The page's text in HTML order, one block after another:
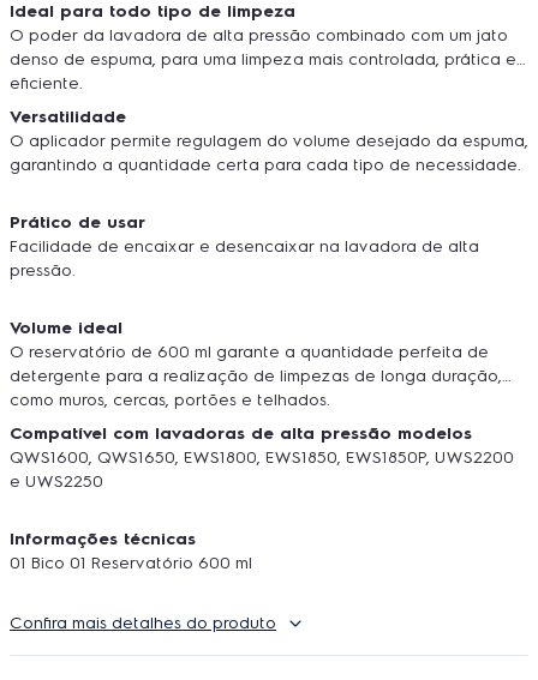
Ideal para todo tipo de limpeza
O poder da lavadora de alta pressão combinado com um jato
denso de espuma, para uma limpeza mais controlada, prática e
eficiente.
Versatilidade
O aplicador permite regulagem do volume desejado da espuma,
garantindo a quantidade certa para cada tipo de necessidade.
Prático de usar
Facilidade de encaixar e desencaixar na lavadora de alta
pressão.
Volume ideal
O reservatório de 600 ml garante a quantidade perfeita de
detergente para a realização de limpezas de longa duração,
como muros, cercas, portões e telhados.
Compatível com lavadoras de alta pressão modelos
QWS1600, QWS1650, EWS1800, EWS1850, EWS1850P, UWS2200
e UWS2250
Informações técnicas
01 Bico 01 Reservatório 600 ml
Confira mais detalhes do produto